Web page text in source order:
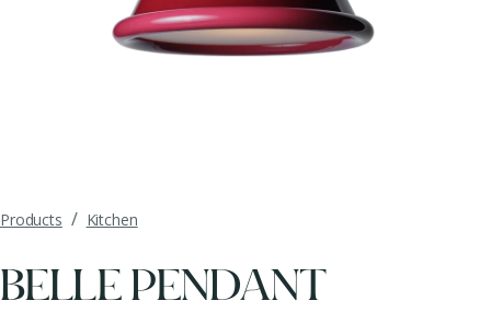
Products / Kitchen
BELLE PENDANT